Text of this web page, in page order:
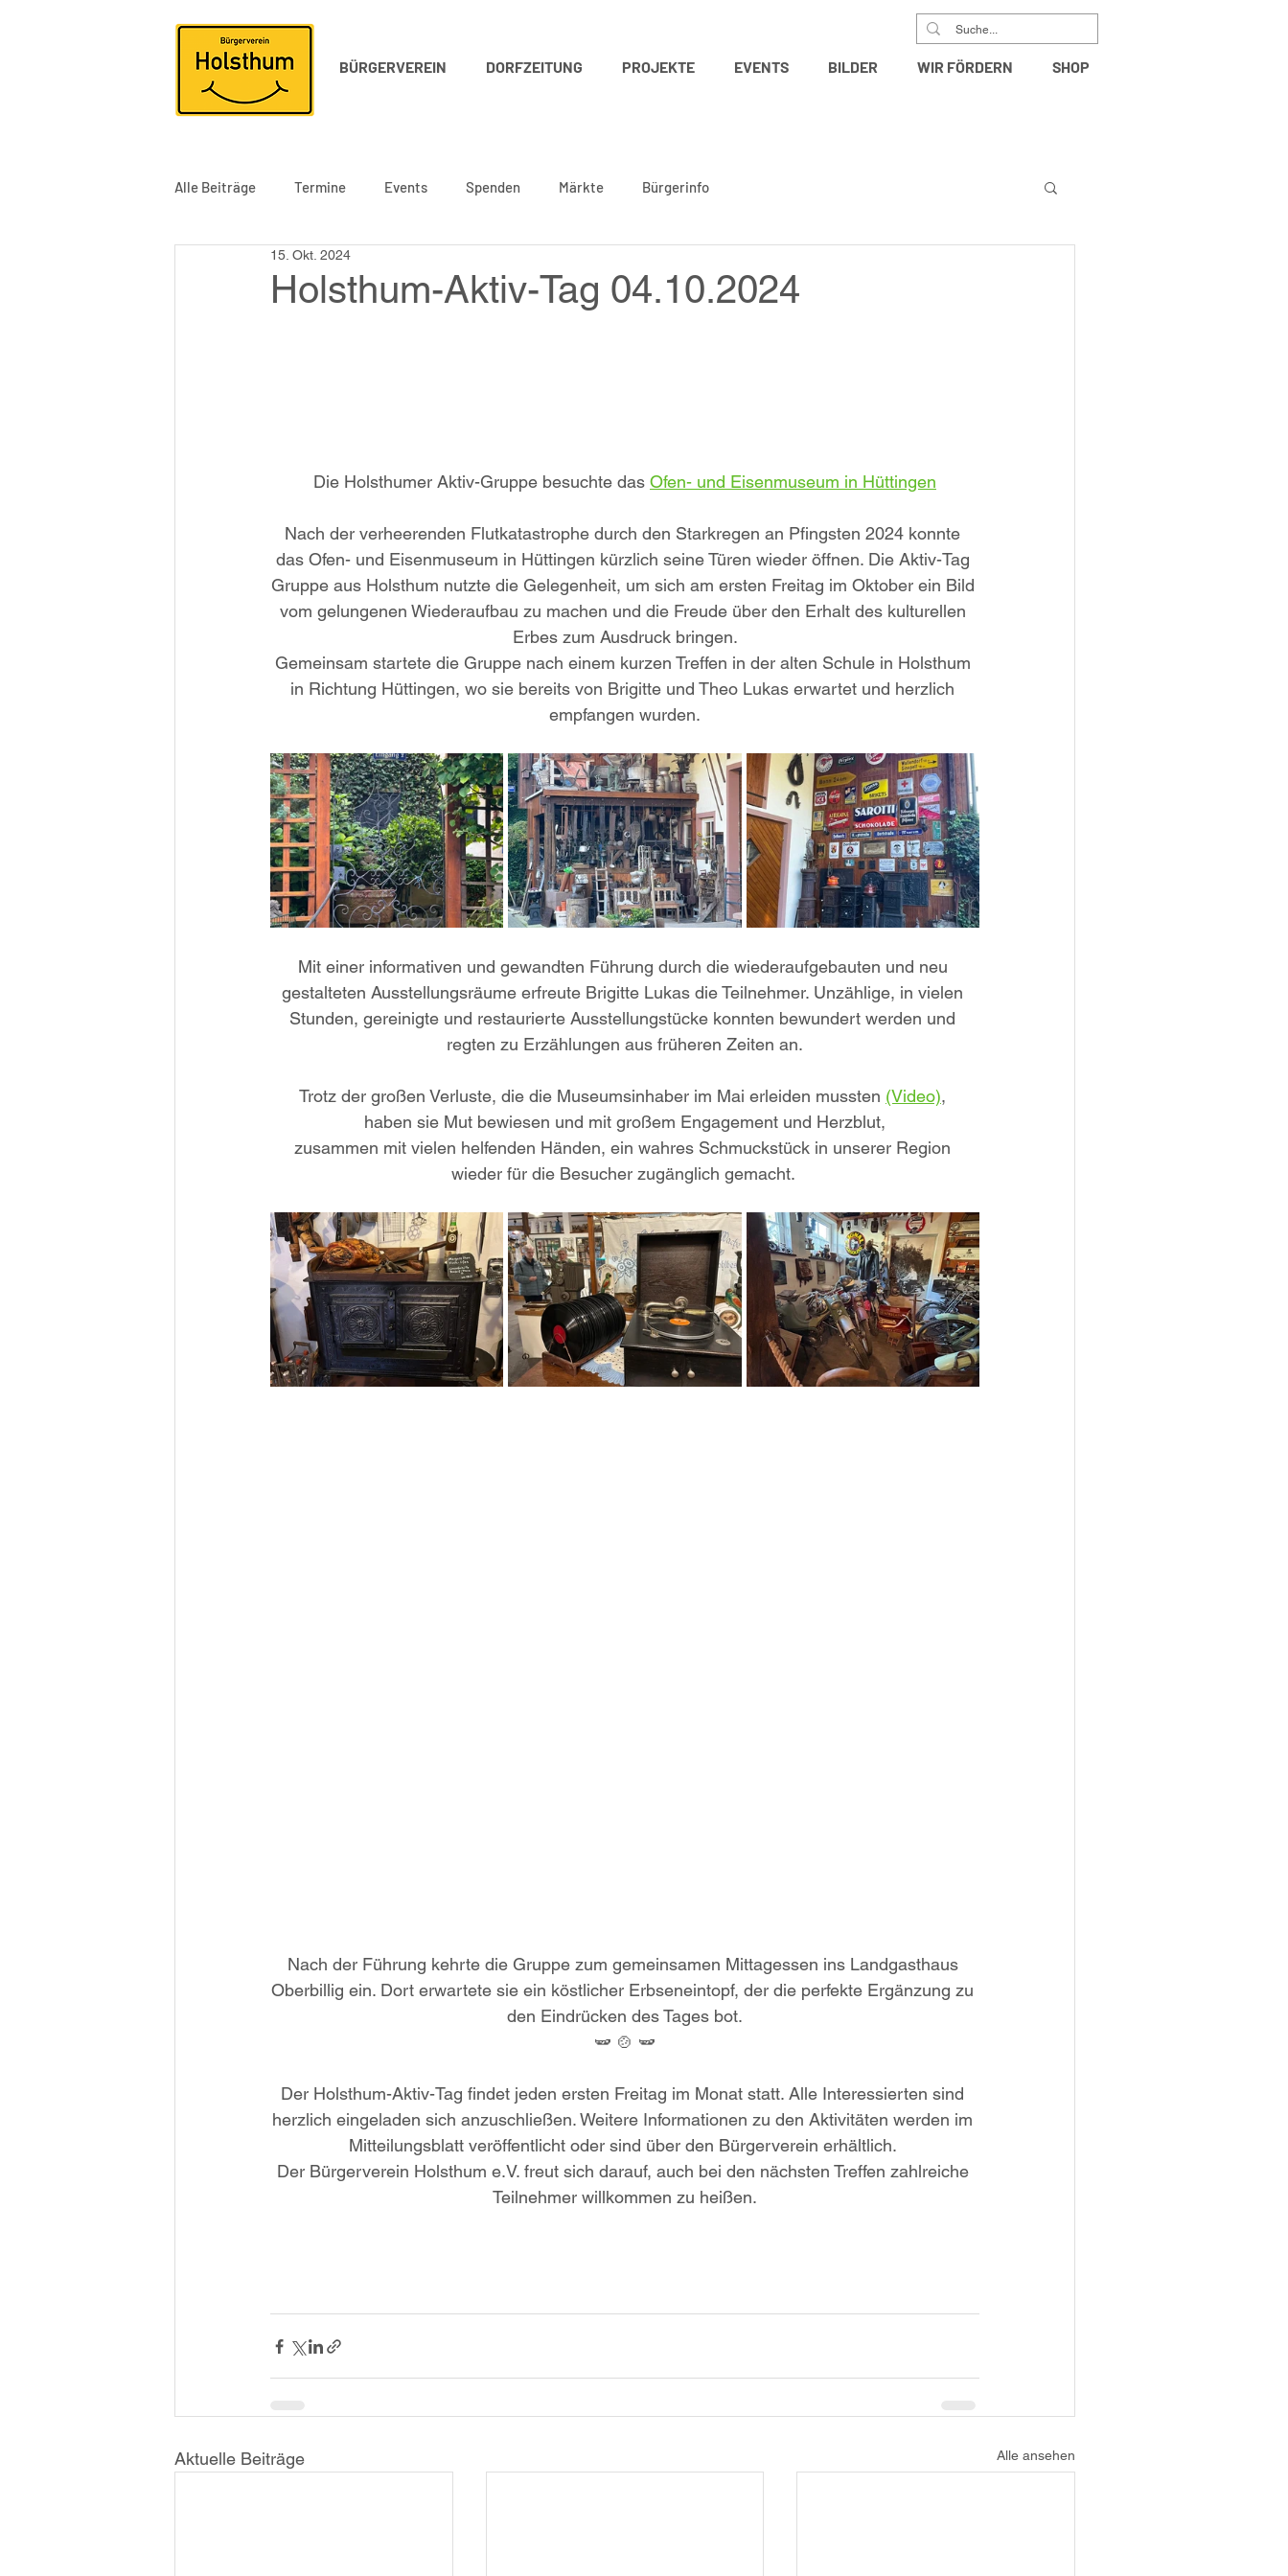
BÜRGERVEREIN DORFZEITUNG PROJEKTE EVENTS BILDER WIR FÖRDERN SHOP
Alle Beiträge Termine Events Spenden Märkte Bürgerinfo
Holsthum-Aktiv-Tag 04.10.2024
15. Okt. 2024
Die Holsthumer Aktiv-Gruppe besuchte das Ofen- und Eisenmuseum in Hüttingen
Nach der verheerenden Flutkatastrophe durch den Starkregen an Pfingsten 2024 konnte
das Ofen- und Eisenmuseum in Hüttingen kürzlich seine Türen wieder öffnen. Die Aktiv-Tag
Gruppe aus Holsthum nutzte die Gelegenheit, um sich am ersten Freitag im Oktober ein Bild
vom gelungenen Wiederaufbau zu machen und die Freude über den Erhalt des kulturellen
Erbes zum Ausdruck bringen.
Gemeinsam startete die Gruppe nach einem kurzen Treffen in der alten Schule in Holsthum
in Richtung Hüttingen, wo sie bereits von Brigitte und Theo Lukas erwartet und herzlich
empfangen wurden.
Mit einer informativen und gewandten Führung durch die wiederaufgebauten und neu
gestalteten Ausstellungsräume erfreute Brigitte Lukas die Teilnehmer. Unzählige, in vielen
Stunden, gereinigte und restaurierte Ausstellungstücke konnten bewundert werden und
regten zu Erzählungen aus früheren Zeiten an.
Trotz der großen Verluste, die die Museumsinhaber im Mai erleiden mussten (Video),
haben sie Mut bewiesen und mit großem Engagement und Herzblut,
zusammen mit vielen helfenden Händen, ein wahres Schmuckstück in unserer Region
wieder für die Besucher zugänglich gemacht.
Nach der Führung kehrte die Gruppe zum gemeinsamen Mittagessen ins Landgasthaus
Oberbillig ein. Dort erwartete sie ein köstlicher Erbseneintopf, der die perfekte Ergänzung zu
den Eindrücken des Tages bot.
🫛 🍲 🫛
Der Holsthum-Aktiv-Tag findet jeden ersten Freitag im Monat statt. Alle Interessierten sind
herzlich eingeladen sich anzuschließen. Weitere Informationen zu den Aktivitäten werden im
Mitteilungsblatt veröffentlicht oder sind über den Bürgerverein erhältlich.
Der Bürgerverein Holsthum e.V. freut sich darauf, auch bei den nächsten Treffen zahlreiche
Teilnehmer willkommen zu heißen.
Aktuelle Beiträge Alle ansehen